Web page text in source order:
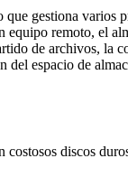
que gestiona varios
equipo remoto, el
de archivos, la
del espacio de
costosos discos